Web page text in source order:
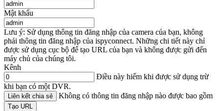
Mật khẩu
Lưu ý: Sử dụng thông tin đăng nhập của camera của bạn, không
phải thông tin đăng nhập của ispyconnect. Những chi tiết này chỉ
được sử dụng cục bộ để tạo URL của bạn và không được gửi đến
máy chủ của chúng tôi.
Kênh
Điều này hiếm khi được sử dụng trừ
khi bạn có một DVR.
Liên kết chia sẻ Không có thông tin đăng nhập nào được bao gồm
Tạo URL